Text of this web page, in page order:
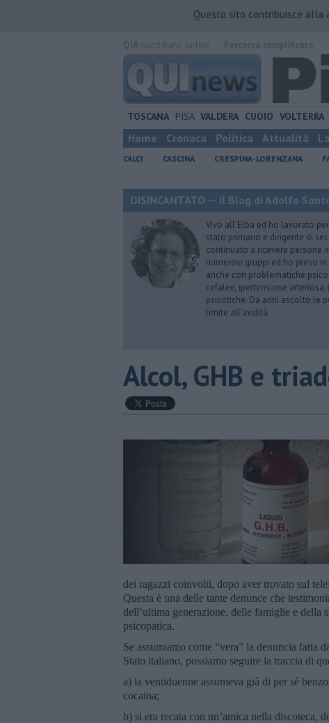
Questo sito contribuisce alla
TOSCANA PISA VALDERA CUOIO VOLTERRA
Home Cronaca Politica Attualità
CALCI CASCINA CRESPINA-LORENZANA
DISINCANTATO — il Blog di Adolfo
Vivo all’Elba ed ho lavorato
stato primario e dirigente di
continuato a ricevere persone
numerosi gruppi ed ho preso
anche con problematiche
cefalee, ipertensione
psicotiche. Da anni ascolto le
limite all’avidità.
​Alcol, GHB e
dei ragazzi coinvolti, dopo aver trovato sul
Questa è una delle tante denunce che
dell’ultima generazione, delle famiglie e della
psicopatica.
Se assumiamo come “vera” la denuncia fatta
Stato italiano, possiamo seguire la traccia di
a) la ventiduenne assumeva già di per sé
cocaina;
b) si era recata con un’amica nella